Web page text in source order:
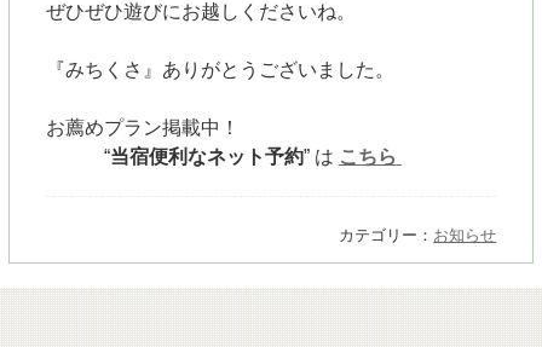
ぜひぜひ遊びにお越しくださいね。
『みちくさ』ありがとうございました。
お薦めプラン掲載中！
“当宿便利なネット予約”は こちら
カテゴリー： お知らせ